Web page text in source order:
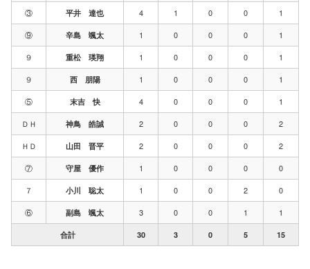
③
平井 達也 4 1 0 0
1
⑨
辛島 颯太 1 0 0 0
1
９
重松 瑛翔 1 0 0 0
1
９
西 朋陽 1 0 0 0
1
⑤
末吉 快 4 0 0 0
1
ＤＨ
神鳥 皓誠 2 0 0 0
2
ＨＤ
山田 晋平 2 0 0 0
2
⑦
守屋 優作 1 0 0 0
0
７
小川 聡太 1 0 0 2
0
⑥
副島 颯太 3 0 0 1 1
合計 30 3 0 5 15